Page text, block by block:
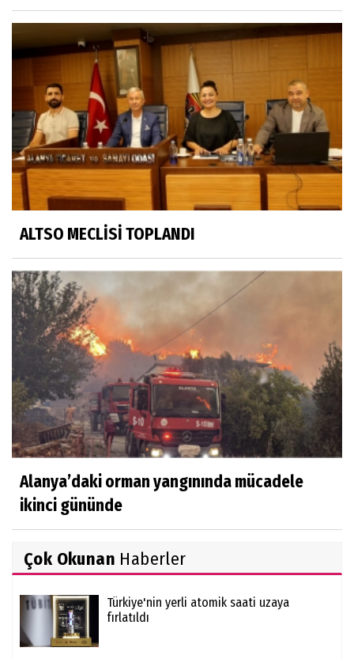
ALTSO MECLİSİ TOPLANDI
Alanya’daki orman yangınında mücadele
ikinci gününde
Çok Okunan Haberler
Türkiye'nin yerli atomik saati uzaya
fırlatıldı